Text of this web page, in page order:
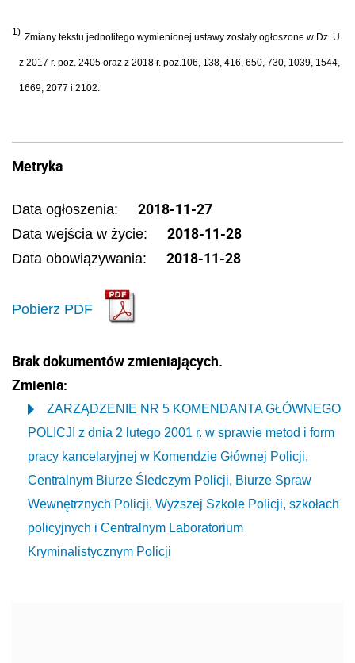
1) Zmiany tekstu jednolitego wymienionej ustawy zostały ogłoszone w Dz. U.
z 2017 r. poz. 2405 oraz z 2018 r. poz.106, 138, 416, 650, 730, 1039, 1544,
1669, 2077 i 2102.
Metryka
Data ogłoszenia: 2018-11-27
Data wejścia w życie: 2018-11-28
Data obowiązywania: 2018-11-28
Pobierz PDF
Brak dokumentów zmieniających.
Zmienia:
ZARZĄDZENIE NR 5 KOMENDANTA GŁÓWNEGO
POLICJI z dnia 2 lutego 2001 r. w sprawie metod i form
pracy kancelaryjnej w Komendzie Głównej Policji,
Centralnym Biurze Śledczym Policji, Biurze Spraw
Wewnętrznych Policji, Wyższej Szkole Policji, szkołach
policyjnych i Centralnym Laboratorium
Kryminalistycznym Policji